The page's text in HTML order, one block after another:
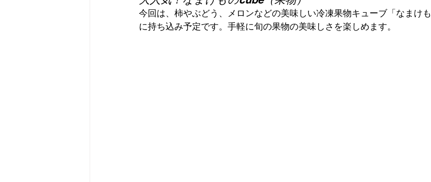
今回は、柿やぶどう、メロンなどの美味しい冷凍果物キューブ「なまけ
に持ち込み予定です。手軽に旬の果物の美味しさを楽しめます。